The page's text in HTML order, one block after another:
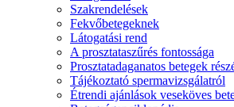
Szakrendelések
Fekvőbetegeknek
Látogatási rend
A prosztataszűrés fontossága
Prosztatadaganatos betegek
Tájékoztató spermavizsgálatról
Étrendi ajánlások veseköves